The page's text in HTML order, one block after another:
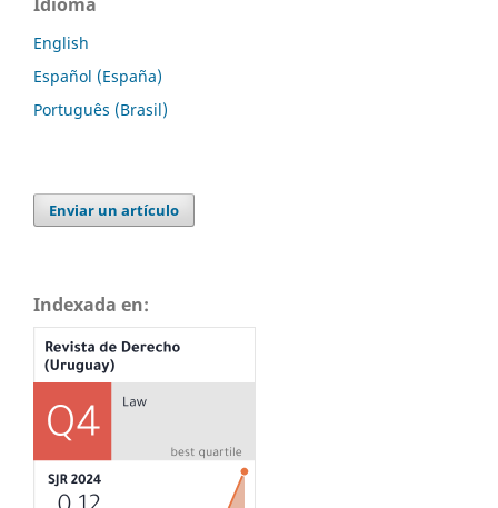
English
Español (España)
Português (Brasil)
Enviar un artículo
Indexada en: